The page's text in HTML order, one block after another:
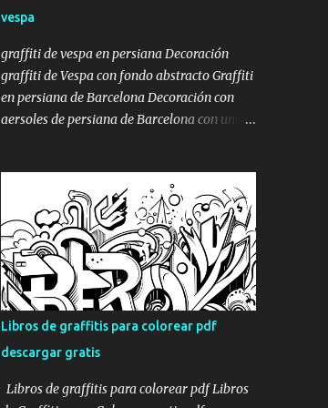
en un homenaje gigante a Mortadelo y
Filemón. No uno. No dos. Un montón de
Mortadelos disfrazados de mil cosas
distintas, como solo él sabe hacer: torero,
superhéroe, espía, monstruo, lo que haga
disfraz. Y si algo define al graffiti profesional
es la transformación del espacio. Aquí se
juntaron las dos cosas. Mortadelo y Filemó...
vespa
graffiti de vespa en persiana Decoración
graffiti de Vespa con fondo abstracto Graffiti
en persiana de Barcelona Decoración con
aersoles de persiana de Barcelona con una
mostrábamos la decoración mural de una
persiana de una lampistería , con todo el
proceso, en esta ocasión os mostraremos la
decoración de una persiana con un dibujo de
estilo Street Art , con un fondo abstracto y
una moto Vespa con estilo de stencil, aunque
se hubiera pintado a mano alzada y sin
plantilla , ni máscara. Aquí podéis ver el
algunas fotos del proceso de la pintura en la
persiana con el graffiti : sprays de graffiti
para persianas pintado de fondo de persiana
Libros de graffitis para colorear pdf
descargar gratis
Libros de graffitis para colorear pdf Libros